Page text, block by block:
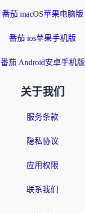
番茄 macOS苹果电脑版
番茄 ios苹果手机版
番茄 Android安卓手机版
关于我们
服务条款
隐私协议
应用权限
联系我们